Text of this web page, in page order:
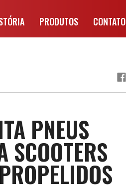
PRODUTOS CONTATO
PNEUS
SCOOTERS